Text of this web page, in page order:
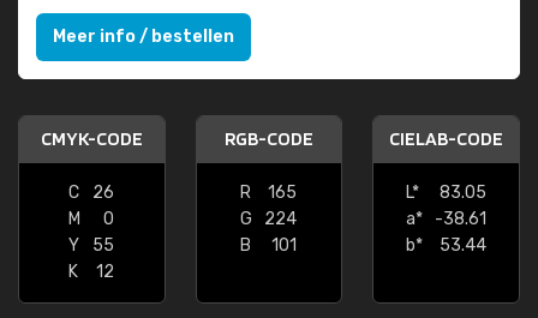
Meer info / bestellen
CMYK-CODE
C
26
M
0
Y
55
K
12
RGB-CODE
R
165
G
224
B
101
CIELAB-CODE
L*
83.05
a*
-38.61
b*
53.44